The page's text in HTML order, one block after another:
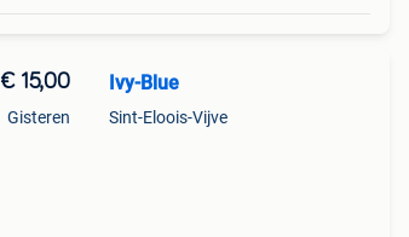
€ 15,00
Gisteren
Ivy-Blue
Sint-Eloois-Vijve